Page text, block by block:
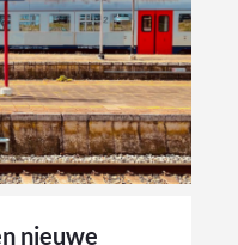
nieuwe